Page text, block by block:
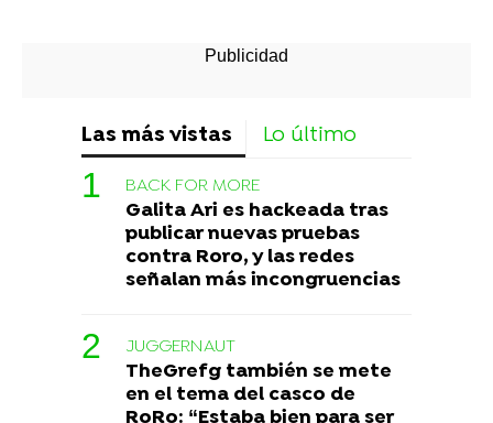
Las más vistas Lo último
BACK FOR MORE
Galita Ari es hackeada tras
publicar nuevas pruebas
contra Roro, y las redes
señalan más incongruencias
JUGGERNAUT
TheGrefg también se mete
en el tema del casco de
RoRo: “Estaba bien para ser